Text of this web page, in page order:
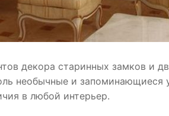
декора старинных замков и
необычные и
в любой интерьер.